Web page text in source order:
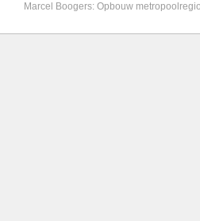
Marcel Boogers: Opbouw